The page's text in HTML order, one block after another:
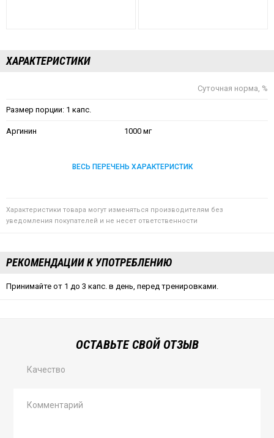
ХАРАКТЕРИСТИКИ
Суточная норма, %
Размер порции: 1 капс.
Аргинин 1000 мг
ВЕСЬ ПЕРЕЧЕНЬ ХАРАКТЕРИСТИК
Характеристики товара могут изменяться производителям без
уведомления покупателей и не несет ответственности
РЕКОМЕНДАЦИИ К УПОТРЕБЛЕНИЮ
Принимайте от 1 до 3 капс. в день, перед тренировками.
ОСТАВЬТЕ СВОЙ ОТЗЫВ
Качество